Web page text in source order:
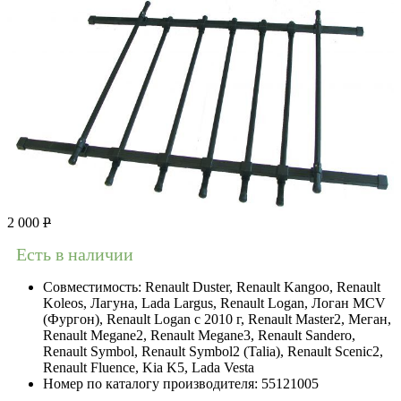
2 000 Р
Есть в наличии
Совместимость: Renault Duster, Renault Kangoo, Renault
Koleos, Лагуна, Lada Largus, Renault Logan, Логан МСV
(Фургон), Renault Logan c 2010 г, Renault Master2, Меган,
Renault Megane2, Renault Megane3, Renault Sandero,
Renault Symbol, Renault Symbol2 (Talia), Renault Scenic2,
Renault Fluence, Kia K5, Lada Vesta
Номер по каталогу производителя: 55121005